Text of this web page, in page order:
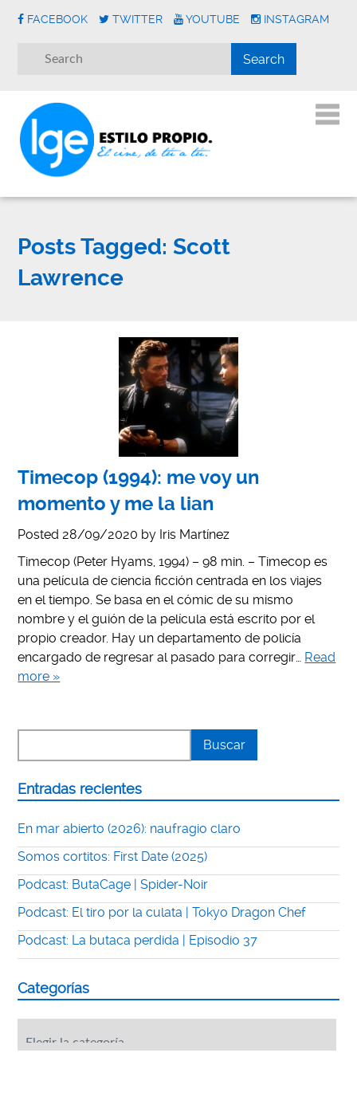
FACEBOOK TWITTER YOUTUBE INSTAGRAM
Posts Tagged: Scott
Lawrence
Timecop (1994): me voy un
momento y me la lian
Posted 28/09/2020 by Iris Martínez
Timecop (Peter Hyams, 1994) – 98 min. – Timecop es
una película de ciencia ficción centrada en los viajes
en el tiempo. Se basa en el cómic de su mismo
nombre y el guión de la película está escrito por el
propio creador. Hay un departamento de policía
encargado de regresar al pasado para corregir… Read
more »
Entradas recientes
En mar abierto (2026): naufragio claro
Somos cortitos: First Date (2025)
Podcast: ButaCage | Spider-Noir
Podcast: El tiro por la culata | Tokyo Dragon Chef
Podcast: La butaca perdida | Episodio 37
Categorías